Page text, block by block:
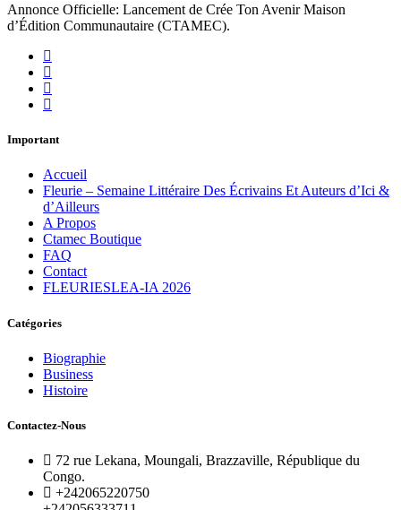
Annonce Officielle: Lancement de Crée Ton Avenir Maison
d’Édition Communautaire (CTAMEC).
Important
Accueil
Fleurie – Semaine Littéraire Des Écrivains Et Auteurs d’Ici &
d’Ailleurs
A Propos
Ctamec Boutique
FAQ
Contact
FLEURIESLEA-IA 2026
Catégories
Biographie
Business
Histoire
Contactez-Nous
72 rue Lekana, Moungali, Brazzaville, République du
Congo.
+242065220750